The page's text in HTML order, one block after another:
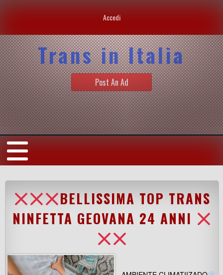
Accedi
Trans in Italia
Post An Ad
BELLISSIMA TOP TRANS
NINFETTA GEOVANA 24 ANNI